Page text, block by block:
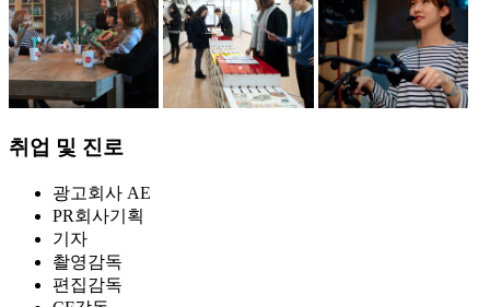
취업 및 진로
광고회사 AE
PR회사기획
기자
촬영감독
편집감독